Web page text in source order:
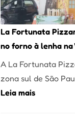
La Fortunata
no forno à lenha na
A La Fortunata
zona sul de São
Leia mais: